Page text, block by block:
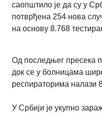
саопштило је да су у
потврђена 254 нова
на основу 8.768
Од последњег пресека
док се у болницама
респираторима налази
У Србији је укупно